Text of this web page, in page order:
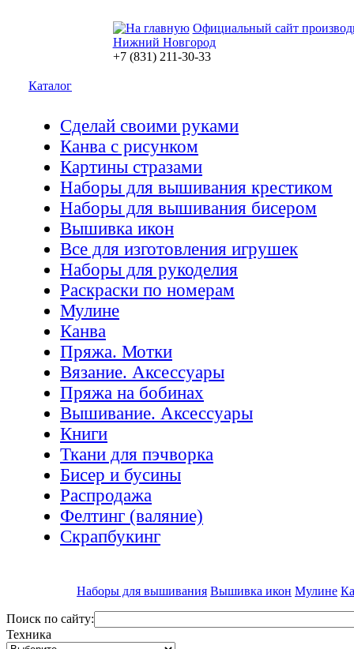
Официальный сайт
Нижний Новгород
+7 (831) 211-30-33
Каталог
Сделай своими руками
Канва с рисунком
Картины стразами
Наборы для вышивания крестиком
Наборы для вышивания бисером
Вышивка икон
Все для изготовления игрушек
Наборы для рукоделия
Раскраски по номерам
Мулине
Канва
Пряжа. Мотки
Вязание. Аксессуары
Пряжа на бобинах
Вышивание. Аксессуары
Книги
Ткани для пэчворка
Бисер и бусины
Распродажа
Фелтинг (валяние)
Скрапбукинг
Наборы для вышивания Вышивка икон Мулине
Поиск по сайту:
Техника